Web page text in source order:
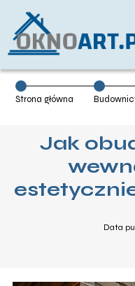
Strona główna
Jak
Data